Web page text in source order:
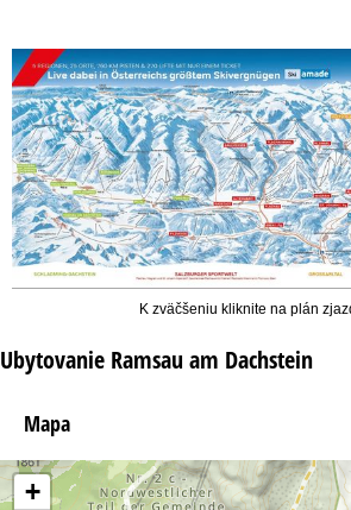
K zväčšeniu kliknite na plán
Ubytovanie Ramsau am Dachstein
Mapa
+